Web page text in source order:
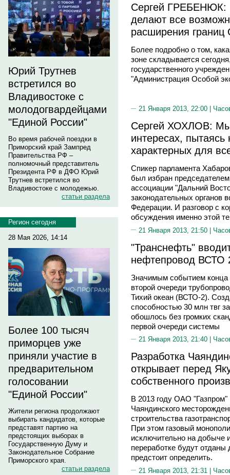
Юрий Трутнев
встретился во
Владивостоке с
молодогвардейцами
"Единой России"
Во время рабочей поездки в
Приморский край Зампред
Правительства РФ –
полномочный представитель
Президента РФ в ДФО Юрий
Трутнев встретился во
Владивостоке с молодежью.
статьи раздела
Регион сегодня
28 Мая 2026, 14:14
Более 100 тысяч
приморцев уже
приняли участие в
предварительном
голосовании
"Единой России"
Жители региона продолжают
выбирать кандидатов, которые
представят партию на
предстоящих выборах в
Государственную Думу и
Законодательное Собрание
Приморского края.
статьи раздела
Сергей ГРЕБЕНЮК:
делают все
расширения границ
Более подробно о том,
зоне складывается
государственного
"Администрация Особой
21 Января 2013, 22:00 |
Сергей ХОХЛОВ:
интересах,
характерных для
Спикер парламента
был избран
ассоциации "Дальний
законодательных органов
Федерации. И разговор с
обсуждения именно этой
21 Января 2013, 21:50 |
"Транснефть"
нефтепровод ВСТО
Значимым событием конца
второй очереди
Тихий океан (ВСТО‑2).
способностью 30 млн твг
обошлось без громких
первой очереди системы
21 Января 2013, 21:40 |
Разработка
открывает перед
собственного
В 2013 году ОАО "Газпром"
Чаяндинского
строительства
При этом газовый
исключительно на добыче
переработке будут
предстоит определить.
21 Января 2013, 21:31 |